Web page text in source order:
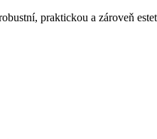
praktickou a zároveň